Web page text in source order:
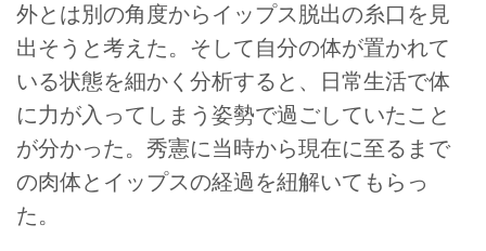
外とは別の角度からイップス脱出の糸口を見
出そうと考えた。そして自分の体が置かれて
いる状態を細かく分析すると、日常生活で体
に力が入ってしまう姿勢で過ごしていたこと
が分かった。秀憲に当時から現在に至るまで
の肉体とイップスの経過を紐解いてもらっ
た。